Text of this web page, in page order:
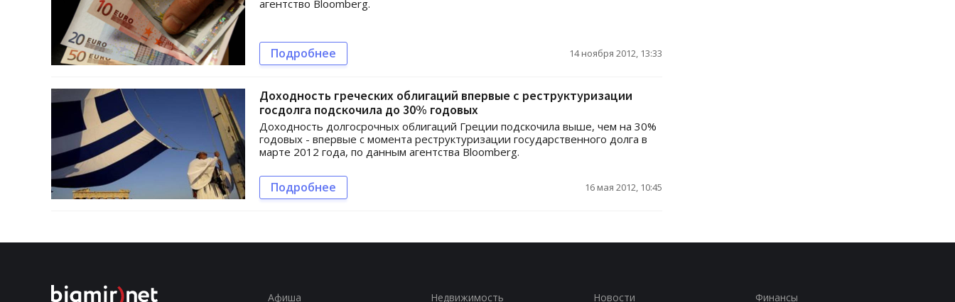
агентство Bloomberg.
Подробнее 14 ноября 2012, 13:33
Доходность греческих облигаций впервые с реструктуризации
госдолга подскочила до 30% годовых
Доходность долгосрочных облигаций Греции подскочила выше, чем на 30%
годовых - впервые с момента реструктуризации государственного долга в
марте 2012 года, по данным агентства Bloomberg.
Подробнее 16 мая 2012, 10:45
Афиша Недвижимость Новости Финансы